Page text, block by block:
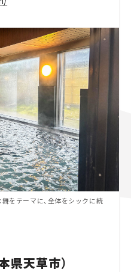
舞をテーマに、全体をシックに統
県天草市）